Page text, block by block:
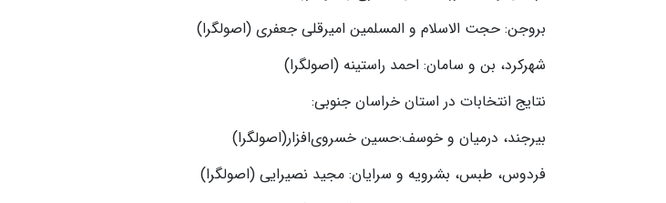
بروجن: حجت الاسلام و المسلمین امیرقلی جعفری (اصولگرا)
شهرکرد، بن و سامان: احمد راستینه (اصولگرا)
نتایج انتخابات در استان خراسان جنوبی:
بیرجند، درمیان و خوسف:حسین خسروی‌افزار(اصولگرا)
فردوس، طبس، بشرویه و سرایان: مجید نصیرایی (اصولگرا)